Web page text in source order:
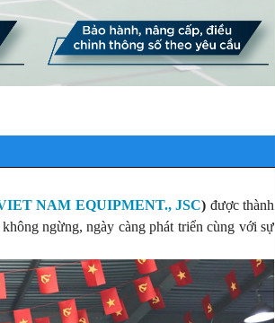
NAM EQUIPMENT., JSC) được thành
ngừng, ngày càng phát triển cùng với sự